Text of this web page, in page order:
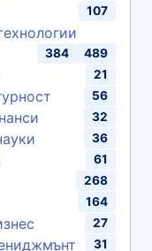
107
489
384
21
56
32
36
61
268
164
27
31